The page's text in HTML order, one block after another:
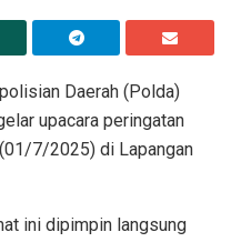
Daerah (Polda)
upacara peringatan
7/2025) di Lapangan
ini dipimpin langsung